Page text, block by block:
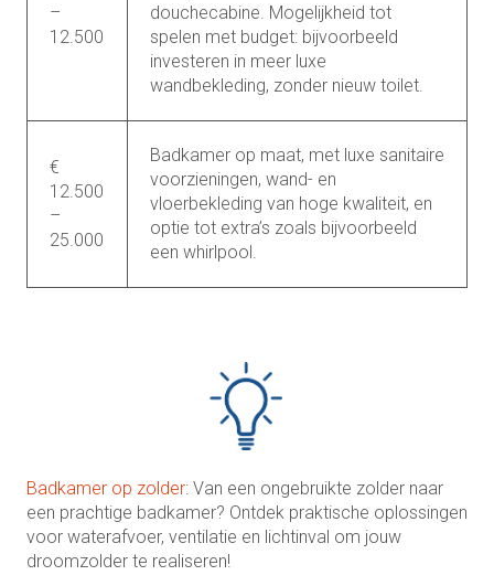
–
12.500
douchecabine. Mogelijkheid tot
spelen met budget: bijvoorbeeld
investeren in meer luxe
wandbekleding, zonder nieuw toilet.
€
12.500
–
25.000
Badkamer op maat, met luxe sanitaire
voorzieningen, wand- en
vloerbekleding van hoge kwaliteit, en
optie tot extra’s zoals bijvoorbeeld
een whirlpool.
Badkamer op zolder: Van een ongebruikte zolder naar
een prachtige badkamer? Ontdek praktische oplossingen
voor waterafvoer, ventilatie en lichtinval om jouw
droomzolder te realiseren!